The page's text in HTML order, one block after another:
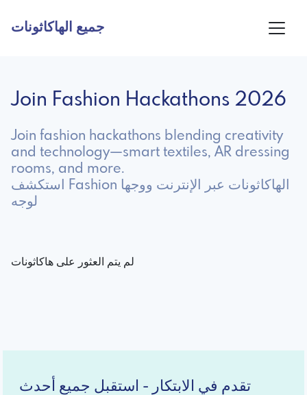
جميع الهاكاثونات
Join Fashion Hackathons 2026
Join fashion hackathons blending creativity
and technology—smart textiles, AR dressing
rooms, and more.
استكشف Fashion الهاكاثونات عبر الإنترنت ووجها
لوجه
لم يتم العثور على هاكاثونات
تقدم في الابتكار - استقبل جميع أحدث